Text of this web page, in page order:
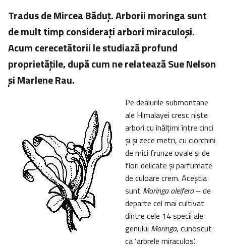
Tradus de Mircea Băduţ. Arborii moringa sunt
de mult timp consideraţi arbori miraculoşi.
Acum cerecetătorii le studiază profund
proprietăţile, după cum ne relatează Sue Nelson
şi Marlene Rau.
Pe dealurile submontane
ale Himalayei cresc nişte
arbori cu înălţimi între cinci
şi şi zece metri, cu ciorchini
de mici frunze ovale şi de
flori delicate şi parfumate
de culoare crem. Aceştia
sunt Moringa oleifera– de
departe cel mai cultivat
dintre cele 14 specii ale
genului Moringa, cunoscut
ca ‘arbrele miraculos’.